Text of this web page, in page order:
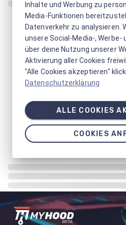
Inhalte und Werbung zu
Media-Funktionen
Datenverkehr zu analysieren.
unsere Social-Media-, Werbe-
über deine Nutzung unserer
Aktivierung aller Cookies
"Alle Cookies akzeptieren"
Datenschutzerklärung
ALLE COOKIES
COOKIES